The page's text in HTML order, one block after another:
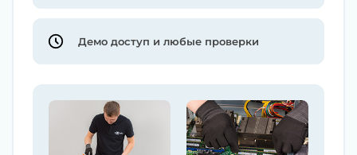
Демо доступ и любые проверки